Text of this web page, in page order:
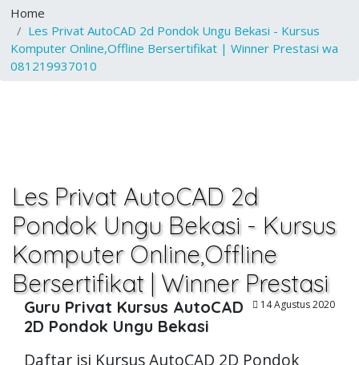
Home
Les Privat AutoCAD 2d Pondok Ungu Bekasi - Kursus
Komputer Online,Offline Bersertifikat | Winner Prestasi wa
081219937010
Les Privat AutoCAD 2d
Pondok Ungu Bekasi - Kursus
Komputer Online,Offline
Bersertifikat | Winner Prestasi
14 Agustus 2020
Guru Privat Kursus AutoCAD
2D Pondok Ungu Bekasi
Daftar isi Kursus AutoCAD 2D Pondok